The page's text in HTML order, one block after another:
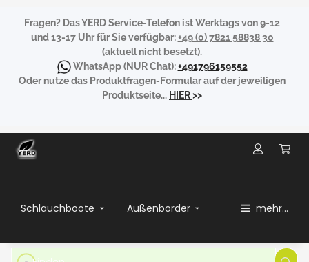
Fragen? Das YERD Service-Telefon ist Werktags von 9-12
und 13-17 Uhr für Sie verfügbar:+49 (0) 7821 58838 30
(aktuell nicht besetzt).
WhatsApp(NUR Chat):+491796159552
Oder nutze das Produktfragen-Formular auf der jeweiligen
Produktseite... HIER>>
Schlauchboote Außenborder mehr...